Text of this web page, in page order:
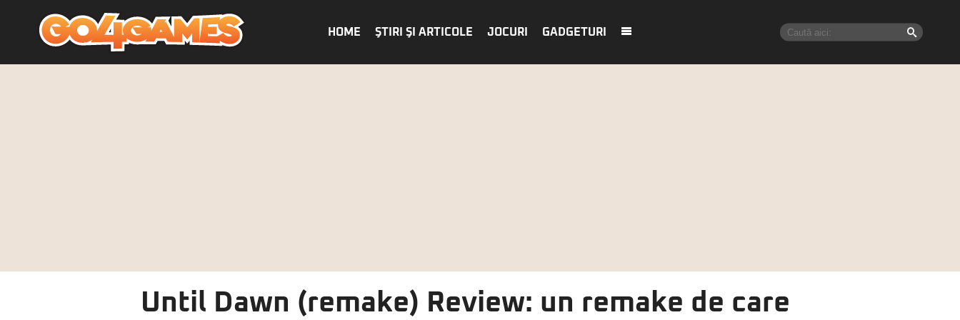
HOME ŞTIRI ŞI ARTICOLE JOCURI GADGETURI
Until Dawn (remake) Review: un remake de care